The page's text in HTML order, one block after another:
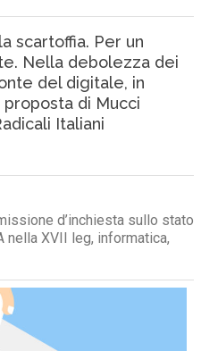
scartoffia. Per un
Nella debolezza dei
del digitale, in
di Mucci
Italiani
d’inchiesta sullo stato
XVII leg, informatica,